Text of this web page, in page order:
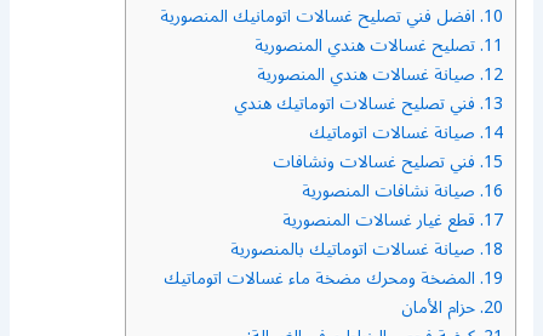
10. افضل فني تصليح غسالات اتومانيك المنصورية
11. تصليح غسالات هندي المنصورية
12. صيانة غسالات هندي المنصورية
13. فني تصليح غسالات اتوماتيك هندي
14. صيانة غسالات اتوماتيك
15. فني تصليح غسالات ونشافات
16. صيانة نشافات المنصورية
17. قطع غيار غسالات المنصورية
18. صيانة غسالات اتوماتيك بالمنصورية
19. المضخة ومحرك مضخة ماء غسالات اتوماتيك
20. حزام الأمان